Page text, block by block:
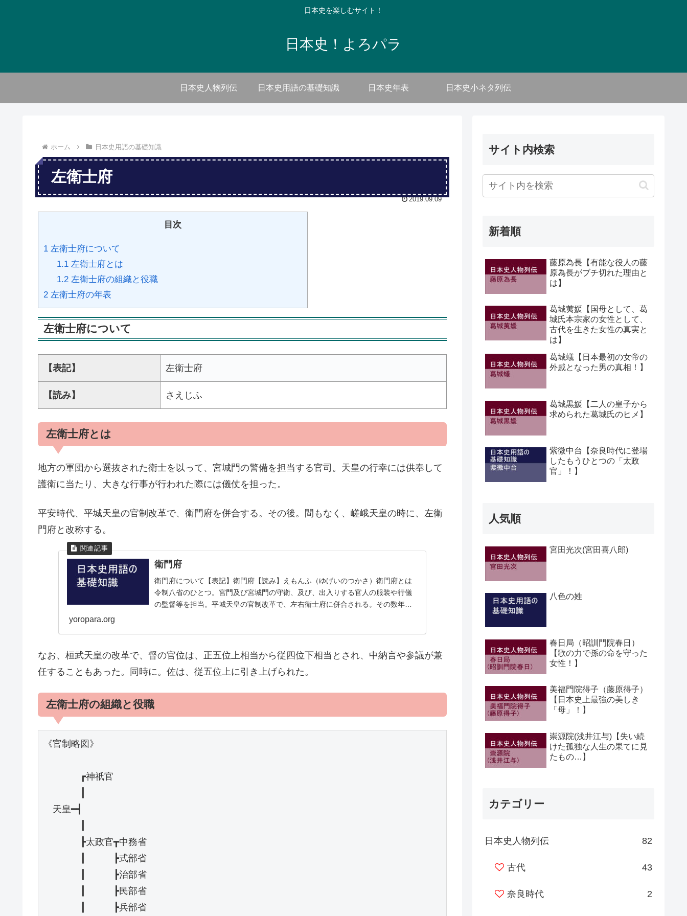
日本史を楽しむサイト！
日本史！よろパラ
日本史人物列伝 日本史用語の基礎知識 日本史年表 日本史小ネタ列伝
ホーム 日本史用語の基礎知識
左衛士府
2019.09.09
目次
1 左衛士府について
1.1左衛士府とは
1.2左衛士府の組織と役職
2 左衛士府の年表
左衛士府について
【表記】 左衛士府
【読み】 さえじふ
左衛士府とは
地方の軍団から選抜された衛士を以って、宮城門の警備を担当する官司。天皇の行幸には供奉して
護衛に当たり、大きな行事が行われた際には儀仗を担った。
平安時代、平城天皇の官制改革で、衛門府を併合する。その後。間もなく、嵯峨天皇の時に、左衛
門府と改称する。
衛門府
衛門府について【表記】衛門府【読み】えもんふ（ゆげいのつかさ）衛門府とは
令制八省のひとつ。宮門及び宮城門の守衛、及び、出入りする官人の服装や行儀
の監督等を担当。平城天皇の官制改革で、左右衛士府に併合される。その数年
yoropara.org
なお、桓武天皇の改革で、督の官位は、正五位上相当から従四位下相当とされ、中納言や参議が兼
任することもあった。同時に。佐は、従五位上に引き上げられた。
左衛士府の組織と役職
《官制略図》
┏神祇官
天皇━┫
┣太政官┳中務省
┃　　　┣式部省
┃　　　┣治部省
┃　　　┣民部省
┃　　　┣兵部省
サイト内検索
新着順
藤原為長【有能な役人の藤
原為長がブチ切れた理由と
は】
葛城荑媛【国母として、葛
城氏本宗家の女性として、
古代を生きた女性の真実と
は】
葛城蟻【日本最初の女帝の
外戚となった男の真相！】
葛城黒媛【二人の皇子から
求められた葛城氏のヒメ】
紫微中台【奈良時代に登場
したもうひとつの「太政
官」！】
人気順
宮田光次(宮田喜八郎)
八色の姓
春日局（昭訓門院春日）
【歌の力で孫の命を守った
女性！】
美福門院得子（藤原得子）
【日本史上最強の美しき
「母」！】
崇源院(浅井江与)【失い続
けた孤独な人生の果てに見
たもの…】
カテゴリー
日本史人物列伝 82
古代 43
奈良時代 2